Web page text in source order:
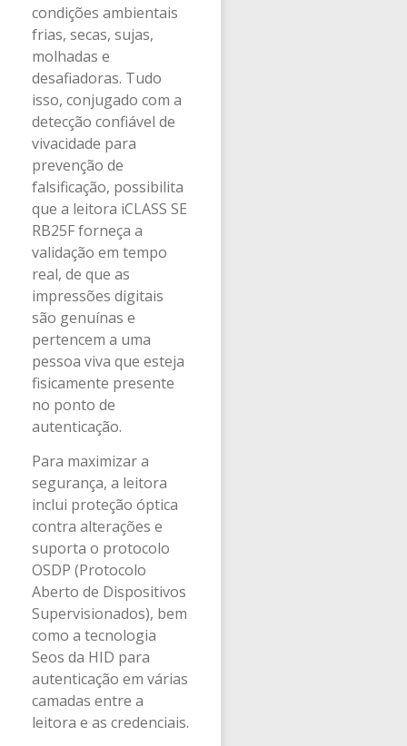
condições ambientais
frias, secas, sujas,
molhadas e
desafiadoras. Tudo
isso, conjugado com a
detecção confiável de
vivacidade para
prevenção de
falsificação, possibilita
que a leitora iCLASS SE
RB25F forneça a
validação em tempo
real, de que as
impressões digitais
são genuínas e
pertencem a uma
pessoa viva que esteja
fisicamente presente
no ponto de
autenticação.
Para maximizar a
segurança, a leitora
inclui proteção óptica
contra alterações e
suporta o protocolo
OSDP (Protocolo
Aberto de Dispositivos
Supervisionados), bem
como a tecnologia
Seos da HID para
autenticação em várias
camadas entre a
leitora e as credenciais.